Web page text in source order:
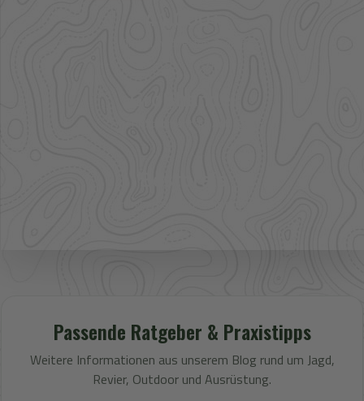
Passende Ratgeber & Praxistipps
Weitere Informationen aus unserem Blog rund um Jagd,
Revier, Outdoor und Ausrüstung.